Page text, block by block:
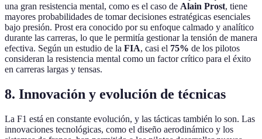
una gran resistencia mental, como es el caso de Alain Prost, tiene
mayores probabilidades de tomar decisiones estratégicas esenciales
bajo presión. Prost era conocido por su enfoque calmado y analítico
durante las carreras, lo que le permitía gestionar la tensión de manera
efectiva. Según un estudio de la FIA, casi el 75% de los pilotos
consideran la resistencia mental como un factor crítico para el éxito
en carreras largas y tensas.
8. Innovación y evolución de técnicas
La F1 está en constante evolución, y las tácticas también lo son. Las
innovaciones tecnológicas, como el diseño aerodinámico y los